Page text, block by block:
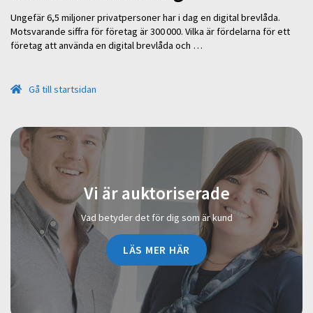
Ungefär 6,5 miljoner privatpersoner har i dag en digital brevlåda.
Motsvarande siffra för företag är 300 000. Vilka är fördelarna för ett
företag att använda en digital brevlåda och …
Gå till startsidan
Vi är auktoriserade
Vad betyder det för dig som är kund
LÄS MER HÄR